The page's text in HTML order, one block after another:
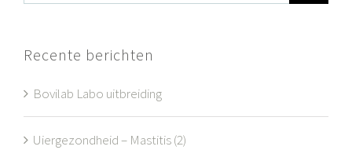
naar:
Recente berichten
Bovilab Labo uitbreiding
Uiergezondheid – Mastitis (2)